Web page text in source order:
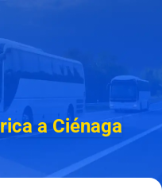
a Ciénaga